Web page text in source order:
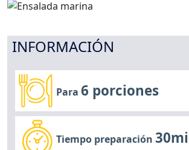
INFORMACIÓN
Para6 porciones
Tiempo preparación